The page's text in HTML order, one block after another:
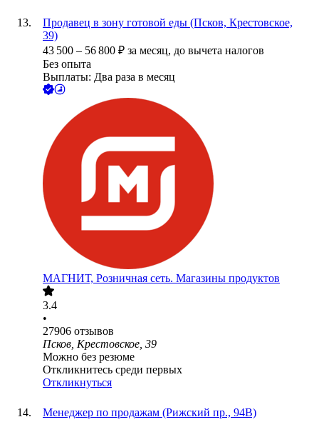
Продавец в зону готовой еды (Псков, Крестовское,
39)
43 500 – 56 800 ₽ за месяц, до вычета налогов
Без опыта
Выплаты: Два раза в месяц
МАГНИТ, Розничная сеть. Магазины продуктов
3.4
•
27906 отзывов
Псков, Крестовское, 39
Можно без резюме
Откликнитесь среди первых
Откликнуться
Менеджер по продажам (Рижский пр., 94В)